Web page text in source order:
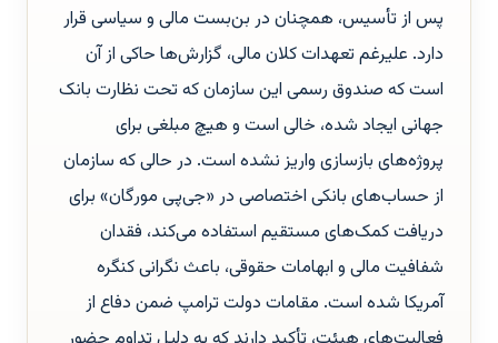
پس از تأسیس، همچنان در بن‌بست مالی و سیاسی قرار
دارد. علیرغم تعهدات کلان مالی، گزارش‌ها حاکی از آن
است که صندوق رسمی این سازمان که تحت نظارت بانک
جهانی ایجاد شده، خالی است و هیچ مبلغی برای
پروژه‌های بازسازی واریز نشده است. در حالی که سازمان
از حساب‌های بانکی اختصاصی در «جی‌پی مورگان» برای
دریافت کمک‌های مستقیم استفاده می‌کند، فقدان
شفافیت مالی و ابهامات حقوقی، باعث نگرانی کنگره
آمریکا شده است. مقامات دولت ترامپ ضمن دفاع از